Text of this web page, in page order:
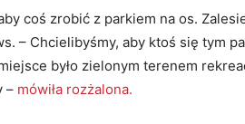
coś zrobić z parkiem na os.
– Chcielibyśmy, aby ktoś się tym
było zielonym terenem
– mówiła rozżalona.